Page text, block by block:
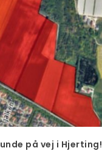
på vej i Hjerting!